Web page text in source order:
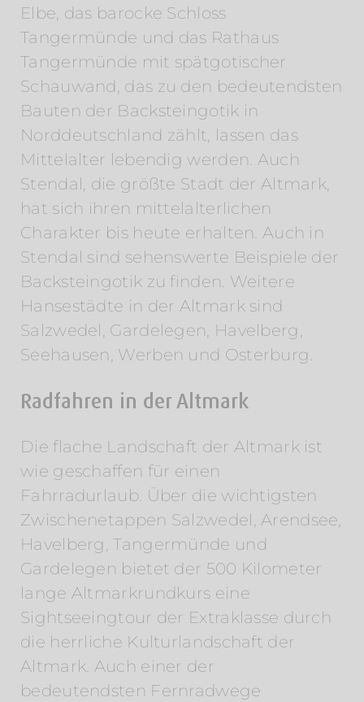
Elbe, das barocke Schloss
Tangermünde und das Rathaus
Tangermünde mit spätgotischer
Schauwand, das zu den bedeutendsten
Bauten der Backsteingotik in
Norddeutschland zählt, lassen das
Mittelalter lebendig werden. Auch
Stendal, die größte Stadt der Altmark,
hat sich ihren mittelalterlichen
Charakter bis heute erhalten. Auch in
Stendal sind sehenswerte Beispiele der
Backsteingotik zu finden. Weitere
Hansestädte in der Altmark sind
Salzwedel, Gardelegen, Havelberg,
Seehausen, Werben und Osterburg.
Radfahren in der Altmark
Die flache Landschaft der Altmark ist
wie geschaffen für einen
Fahrradurlaub. Über die wichtigsten
Zwischenetappen Salzwedel, Arendsee,
Havelberg, Tangermünde und
Gardelegen bietet der 500 Kilometer
lange Altmarkrundkurs eine
Sightseeingtour der Extraklasse durch
die herrliche Kulturlandschaft der
Altmark. Auch einer der
bedeutendsten Fernradwege